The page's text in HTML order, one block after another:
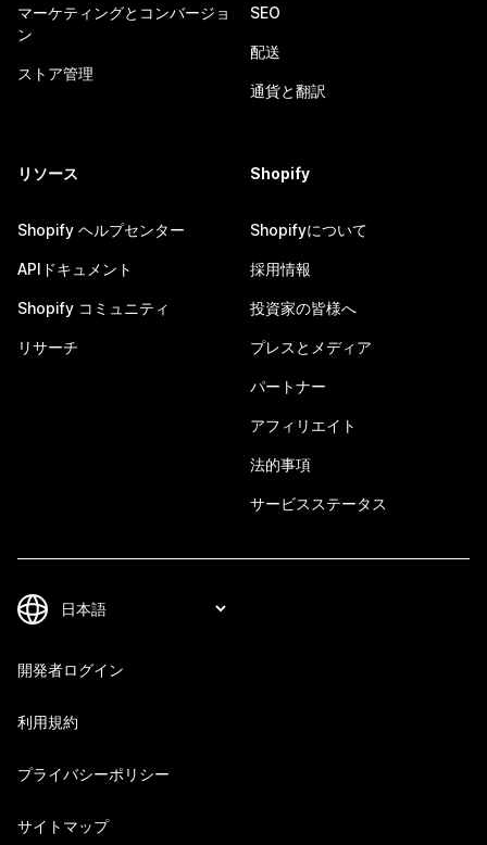
マーケティングとコンバージョ
ン
ストア管理
SEO
配送
通貨と翻訳
リソース
Shopify ヘルプセンター
APIドキュメント
Shopify コミュニティ
リサーチ
Shopify
Shopifyについて
採用情報
投資家の皆様へ
プレスとメディア
パートナー
アフィリエイト
法的事項
サービスステータス
開発者ログイン
利用規約
プライバシーポリシー
サイトマップ